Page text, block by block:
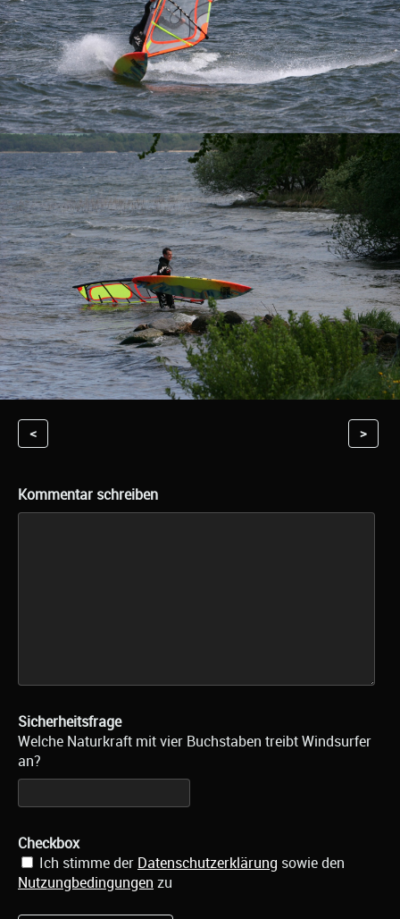
< >
Kommentar schreiben
Sicherheitsfrage
Welche Naturkraft mit vier Buchstaben treibt Windsurfer
an?
Checkbox
Ich stimme der Datenschutzerklärung sowie den
Nutzungbedingungen zu